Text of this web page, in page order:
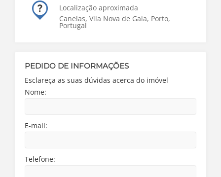
Localização aproximada
Canelas, Vila Nova de Gaia, Porto,
Portugal
PEDIDO DE INFORMAÇÕES
Esclareça as suas dúvidas acerca do imóvel
Nome:
E-mail:
Telefone: